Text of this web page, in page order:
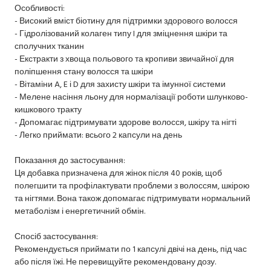
Особливості:
- Високий вміст біотину для підтримки здорового волосся
- Гідролізований колаген типу I для зміцнення шкіри та
сполучних тканин
- Екстракти з хвоща польового та кропиви звичайної для
поліпшення стану волосся та шкіри
- Вітаміни A, E і D для захисту шкіри та імунної системи
- Мелене насіння льону для нормалізації роботи шлунково-
кишкового тракту
- Допомагає підтримувати здорове волосся, шкіру та нігті
- Легко приймати: всього 2 капсули на день
Показання до застосування:
Ця добавка призначена для жінок після 40 років, щоб
полегшити та профілактувати проблеми з волоссям, шкірою
та нігтями. Вона також допомагає підтримувати нормальний
метаболізм і енергетичний обмін.
Спосіб застосування:
Рекомендується приймати по 1 капсулі двічі на день, під час
або після їжі. Не перевищуйте рекомендовану дозу.